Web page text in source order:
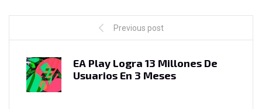
Previous post
EA Play Logra 13 Millones De
Usuarios En 3 Meses